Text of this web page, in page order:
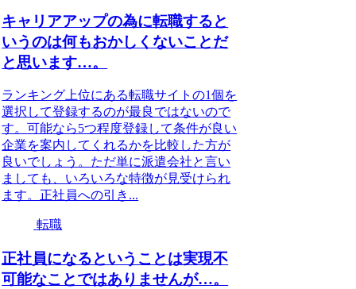
キャリアアップの為に転職すると
いうのは何もおかしくないことだ
と思います…。
ランキング上位にある転職サイトの1個を
選択して登録するのが最良ではないので
す。可能なら5つ程度登録して条件が良い
企業を案内してくれるかを比較した方が
良いでしょう。ただ単に派遣会社と言い
ましても、いろいろな特徴が見受けられ
ます。正社員への引き...
転職
正社員になるということは実現不
可能なことではありませんが…。